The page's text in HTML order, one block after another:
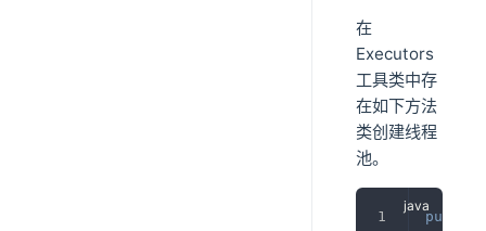
在
Executors
工具类中存
在如下方法
类创建线程
池。
public